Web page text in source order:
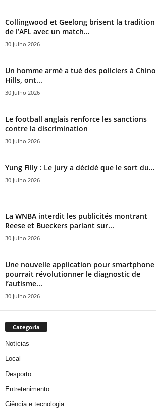
Collingwood et Geelong brisent la tradition
de l’AFL avec un match...
30 Julho 2026
Un homme armé a tué des policiers à Chino
Hills, ont...
30 Julho 2026
Le football anglais renforce les sanctions
contre la discrimination
30 Julho 2026
Yung Filly : Le jury a décidé que le sort du...
30 Julho 2026
La WNBA interdit les publicités montrant
Reese et Bueckers pariant sur...
30 Julho 2026
Une nouvelle application pour smartphone
pourrait révolutionner le diagnostic de
l’autisme...
30 Julho 2026
Categoria
Notícias
Local
Desporto
Entretenimento
Ciência e tecnologia